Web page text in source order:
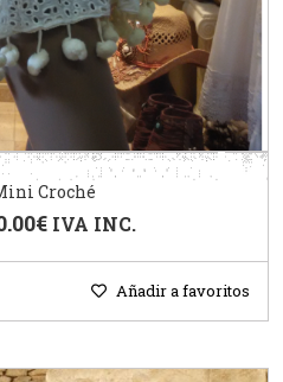
Croché
€ IVA INC.
Añadir a favoritos